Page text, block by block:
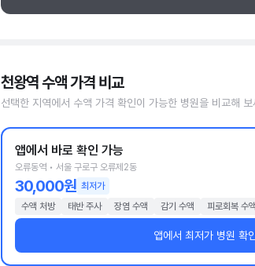
천왕역 수액 가격 비교
선택한 지역에서 수액 가격 확인이 가능한 병원을 비교해 보
앱에서 바로 확인 가능
오류동역 • 서울 구로구 오류제2동
30,000원 최저가
수액 처방
태반 주사 장염 수액 감기 수액 피로회복 수액
앱에서 최저가 병원 확